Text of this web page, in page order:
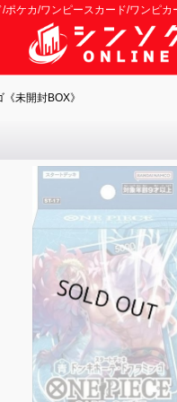
/ポケカ/ワンピースカード/ワンピ
未開封BOX》